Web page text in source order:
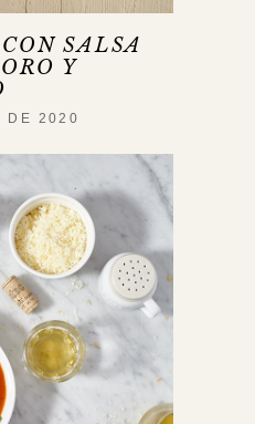
SALSA
Y
DE 2020